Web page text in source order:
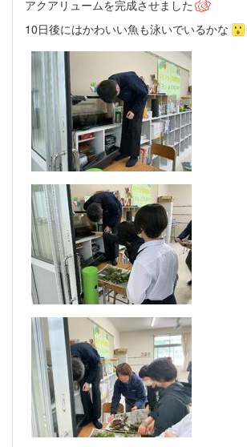
アクアリュームを完成させました
10日後にはかわいい魚も泳いでいるかな